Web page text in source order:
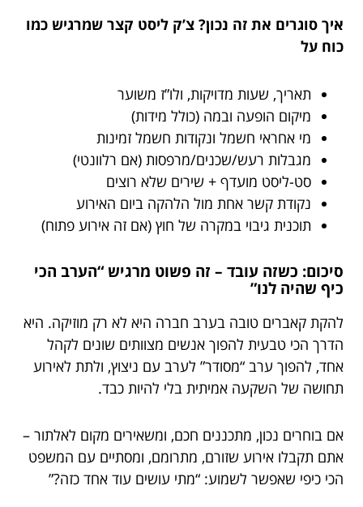
איך סוגרים את זה נכון? צ’ק ליסט קצר שמרגיש כמו
כוח על
תאריך, שעות מדויקות, ולו”ז משוער
מיקום הופעה ובמה (כולל מידות)
מי אחראי חשמל ונקודות חשמל זמינות
מגבלות רעש/שכנים/מרפסות (אם רלוונטי)
סט-ליסט מועדף + שירים שלא רוצים
נקודת קשר אחת מול הלהקה ביום האירוע
תוכנית גיבוי במקרה של חוץ (אם זה אירוע פתוח)
סיכום: כשזה עובד – זה פשוט מרגיש “הערב הכי
כיף שהיה לנו”
להקת קאברים טובה בערב חברה היא לא רק מוזיקה. היא
הדרך הכי טבעית להפוך אנשים מצוותים שונים לקהל
אחד, להפוך ערב “מסודר” לערב עם ניצוץ, ולתת לאירוע
תחושה של השקעה אמיתית בלי להיות כבד.
אם בוחרים נכון, מתכננים חכם, ומשאירים מקום לאלתור –
אתם תקבלו אירוע שזורם, מתרומם, ומסתיים עם המשפט
הכי כיפי שאפשר לשמוע: “מתי עושים עוד אחד כזה?”